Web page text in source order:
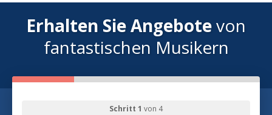
Erhalten Sie Angebotevon
fantastischen Musikern
Schritt 1 von 4